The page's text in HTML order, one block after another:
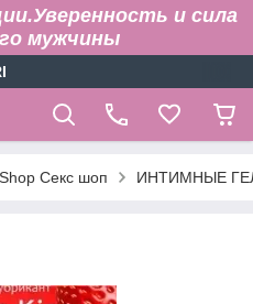
и сила
мужчины
Секс шоп ИНТИМНЫЕ